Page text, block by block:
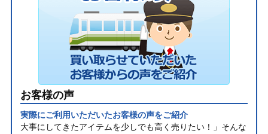
お客様の声
実際にご利用いただいたお客様の声をご紹介
大事にしてきたアイテムを少しでも高く売りたい！」そんな